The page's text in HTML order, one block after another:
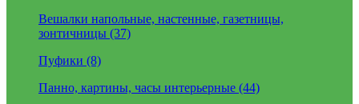
Вешалки напольные, настенные, газетницы,
зонтичницы (37)
Пуфики (8)
Панно, картины, часы интерьерные (44)